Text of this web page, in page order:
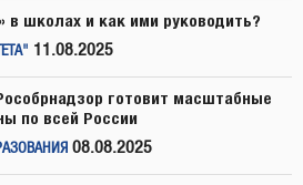
в школах и как ими руководить?
11.08.2025
готовит масштабные
по всей России
08.08.2025